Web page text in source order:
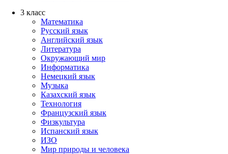
3 класс
Математика
Русский язык
Английский язык
Литература
Окружающий мир
Информатика
Немецкий язык
Музыка
Казахский язык
Технология
Французский язык
Физкультура
Испанский язык
ИЗО
Мир природы и человека